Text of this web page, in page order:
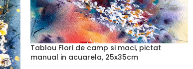
Tablou Flori de camp si maci, pictat
manual in acuarela, 25x35cm